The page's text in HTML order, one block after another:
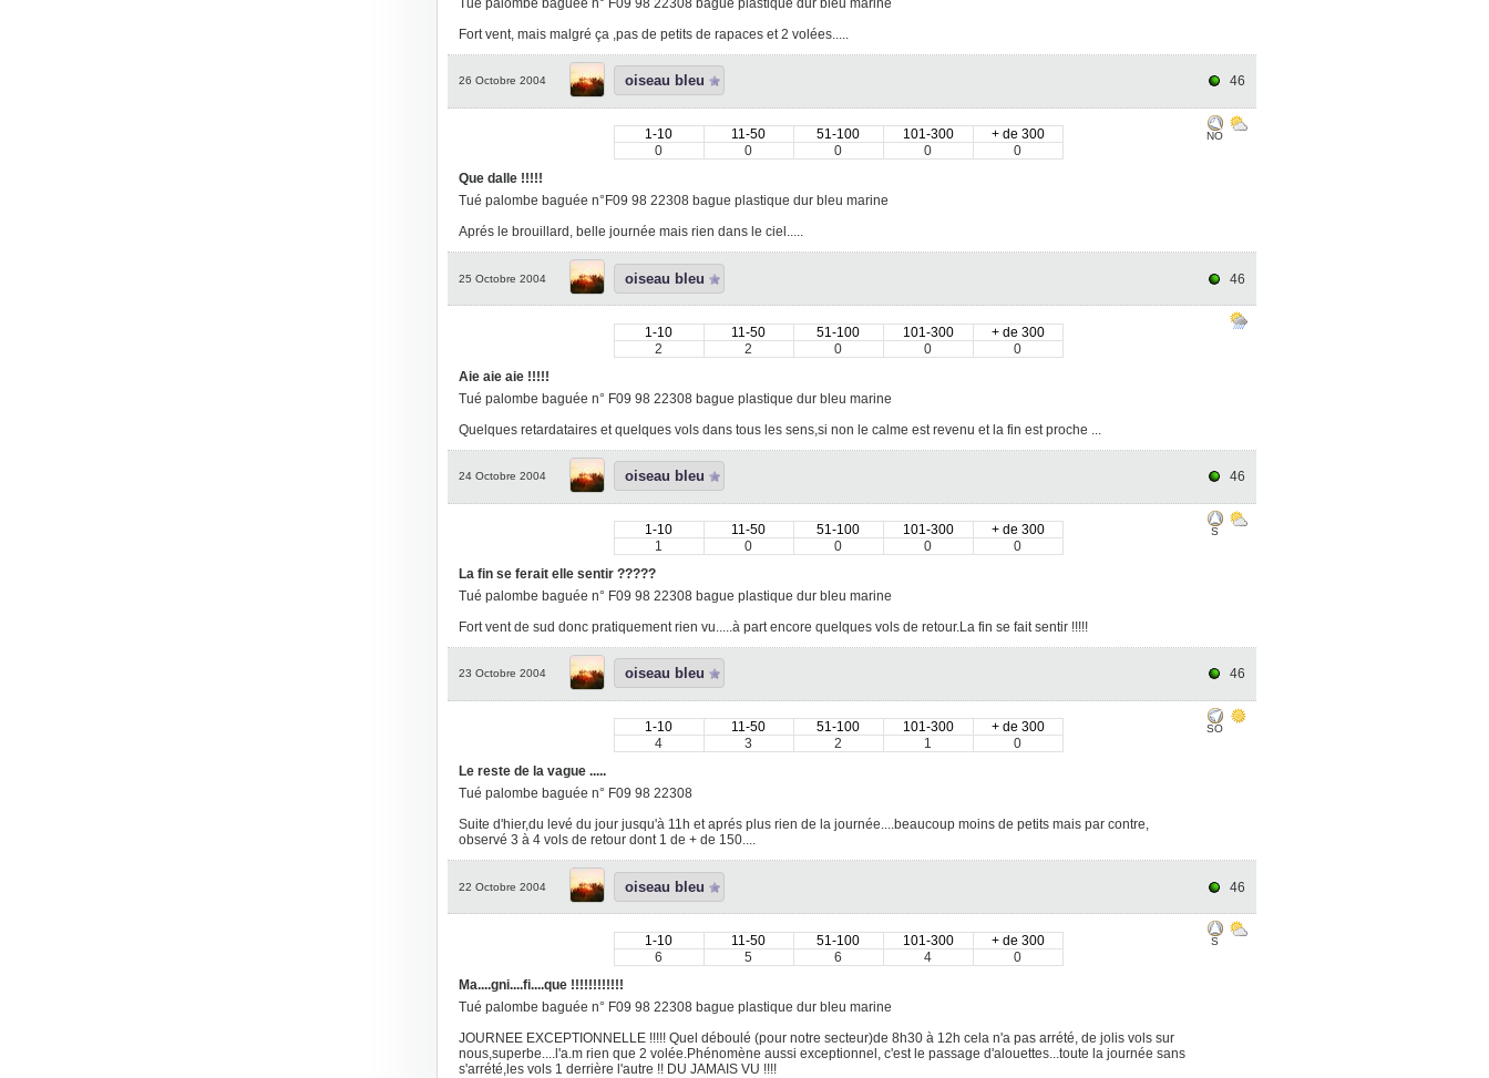
Tué palombe baguée n° F09 98 22308 bague plastique dur bleu marine
Fort vent, mais malgré ça ,pas de petits de rapaces et 2 volées.....
26 Octobre 2004 oiseau bleu 46
1-10 11-50 51-100 101-300
+ de 300
0
0 0 0
0
Que dalle !!!!!
Tué palombe baguée n°F09 98 22308 bague plastique dur bleu marine
Aprés le brouillard, belle journée mais rien dans le ciel.....
NO
25 Octobre 2004 oiseau bleu 46
1-10 11-50 51-100 101-300
+ de 300
2
2 0 0
0
Aie aie aie !!!!!
Tué palombe baguée n° F09 98 22308 bague plastique dur bleu marine
Quelques retardataires et quelques vols dans tous les sens,si non le calme est revenu et la fin est proche ...
24 Octobre 2004 oiseau bleu 46
1-10 11-50 51-100 101-300
+ de 300
1
0 0 0
0
La fin se ferait elle sentir ?????
Tué palombe baguée n° F09 98 22308 bague plastique dur bleu marine
Fort vent de sud donc pratiquement rien vu.....à part encore quelques vols de retour.La fin se fait sentir !!!!!
S
23 Octobre 2004 oiseau bleu 46
1-10 11-50 51-100 101-300
+ de 300
4
3 2 1
0
Le reste de la vague .....
Tué palombe baguée n° F09 98 22308
Suite d'hier,du levé du jour jusqu'à 11h et aprés plus rien de la journée....beaucoup moins de petits mais par contre,
observé 3 à 4 vols de retour dont 1 de + de 150....
SO
22 Octobre 2004 oiseau bleu 46
1-10 11-50 51-100 101-300
+ de 300
6
5 6 4
0
Ma....gni....fi....que !!!!!!!!!!!!
Tué palombe baguée n° F09 98 22308 bague plastique dur bleu marine
JOURNEE EXCEPTIONNELLE !!!!! Quel déboulé (pour notre secteur)de 8h30 à 12h cela n'a pas arrété, de jolis vols sur
nous,superbe....l'a.m rien que 2 volée.Phénomène aussi exceptionnel, c'est le passage d'alouettes...toute la journée sans
s'arrété,les vols 1 derrière l'autre !! DU JAMAIS VU !!!!
S